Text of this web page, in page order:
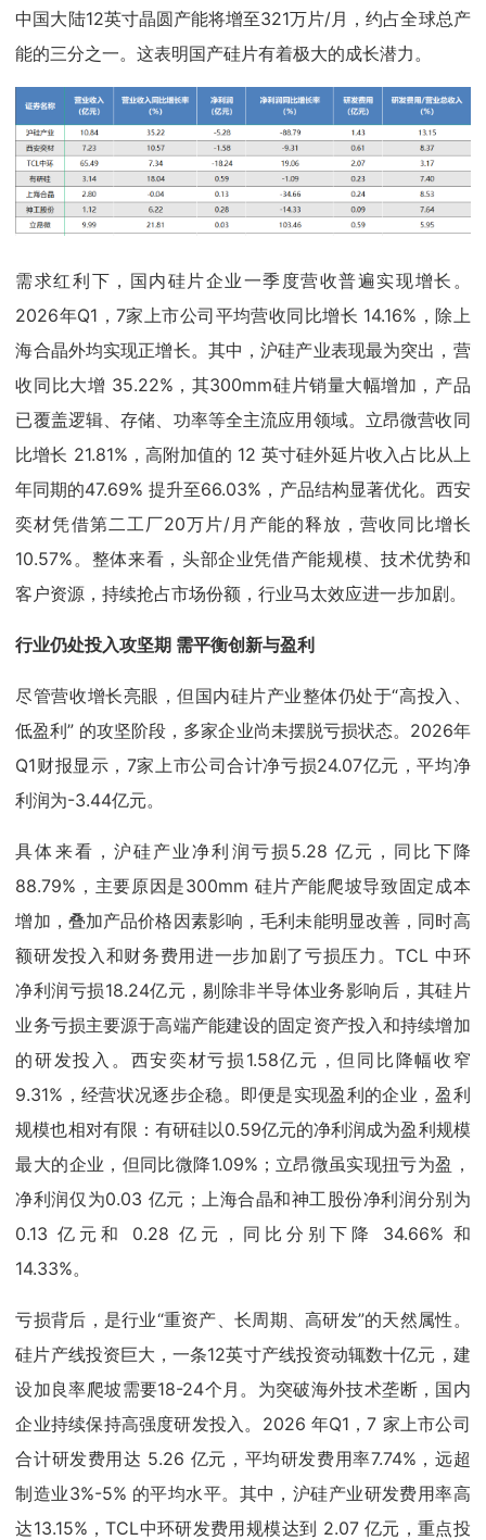
中国大陆12英寸晶圆产能将增至321万片/月，约占全球总产
能的三分之一。这表明国产硅片有着极大的成长潜力。
需求红利下，国内硅片企业一季度营收普遍实现增长。
2026年Q1，7家上市公司平均营收同比增长 14.16%，除上
海合晶外均实现正增长。其中，沪硅产业表现最为突出，营
收同比大增 35.22%，其300mm硅片销量大幅增加，产品
已覆盖逻辑、存储、功率等全主流应用领域。立昂微营收同
比增长 21.81%，高附加值的 12 英寸硅外延片收入占比从上
年同期的47.69% 提升至66.03%，产品结构显著优化。西安
奕材凭借第二工厂20万片/月产能的释放，营收同比增长
10.57%。整体来看，头部企业凭借产能规模、技术优势和
客户资源，持续抢占市场份额，行业马太效应进一步加剧。
行业仍处投入攻坚期 需平衡创新与盈利
尽管营收增长亮眼，但国内硅片产业整体仍处于“高投入、
低盈利” 的攻坚阶段，多家企业尚未摆脱亏损状态。2026年
Q1财报显示，7家上市公司合计净亏损24.07亿元，平均净
利润为-3.44亿元。
具体来看，沪硅产业净利润亏损5.28 亿元，同比下降
88.79%，主要原因是300mm 硅片产能爬坡导致固定成本
增加，叠加产品价格因素影响，毛利未能明显改善，同时高
额研发投入和财务费用进一步加剧了亏损压力。TCL 中环
净利润亏损18.24亿元，剔除非半导体业务影响后，其硅片
业务亏损主要源于高端产能建设的固定资产投入和持续增加
的研发投入。西安奕材亏损1.58亿元，但同比降幅收窄
9.31%，经营状况逐步企稳。即便是实现盈利的企业，盈利
规模也相对有限：有研硅以0.59亿元的净利润成为盈利规模
最大的企业，但同比微降1.09%；立昂微虽实现扭亏为盈，
净利润仅为0.03 亿元；上海合晶和神工股份净利润分别为
0.13 亿元和 0.28 亿元，同比分别下降 34.66% 和
14.33%。
亏损背后，是行业“重资产、长周期、高研发”的天然属性。
硅片产线投资巨大，一条12英寸产线投资动辄数十亿元，建
设加良率爬坡需要18-24个月。为突破海外技术垄断，国内
企业持续保持高强度研发投入。2026 年Q1，7 家上市公司
合计研发费用达 5.26 亿元，平均研发费用率7.74%，远超
制造业3%-5% 的平均水平。其中，沪硅产业研发费用率高
达13.15%，TCL中环研发费用规模达到 2.07 亿元，重点投